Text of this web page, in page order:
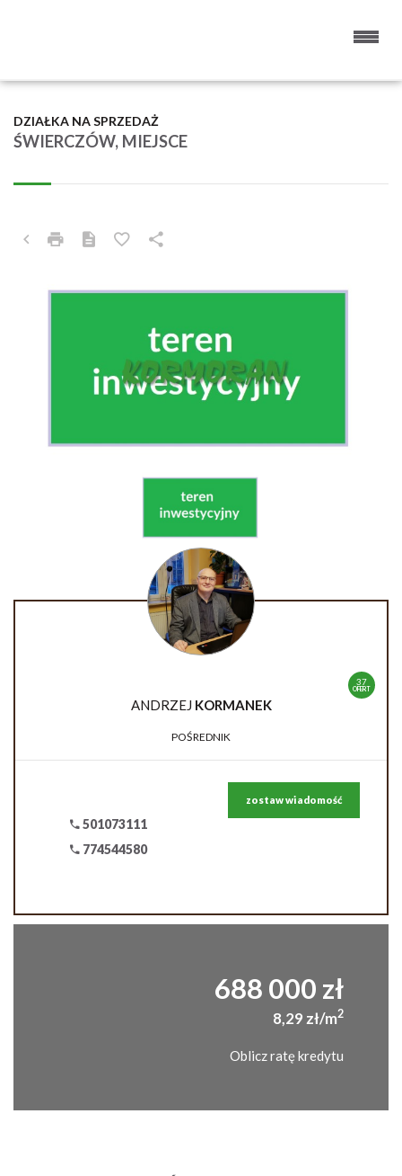
ŚWIERCZÓW, MIEJSCE
DZIAŁKA NA SPRZEDAŻ
37
OFERT
ANDRZEJ KORMANEK
POŚREDNIK
501073111
774544580
zostaw wiadomość
688 000 zł
8,29 zł/m2
Oblicz ratę kredytu